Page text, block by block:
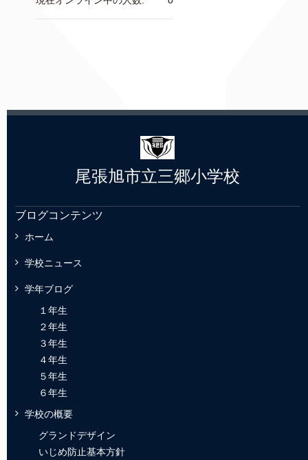
尾張旭市立三郷小学校
ブログコンテンツ
ホーム
学校ニュース
学年ブログ
１年生
２年生
３年生
４年生
５年生
６年生
学校の概要
グランドデザイン
いじめ防止基本方針